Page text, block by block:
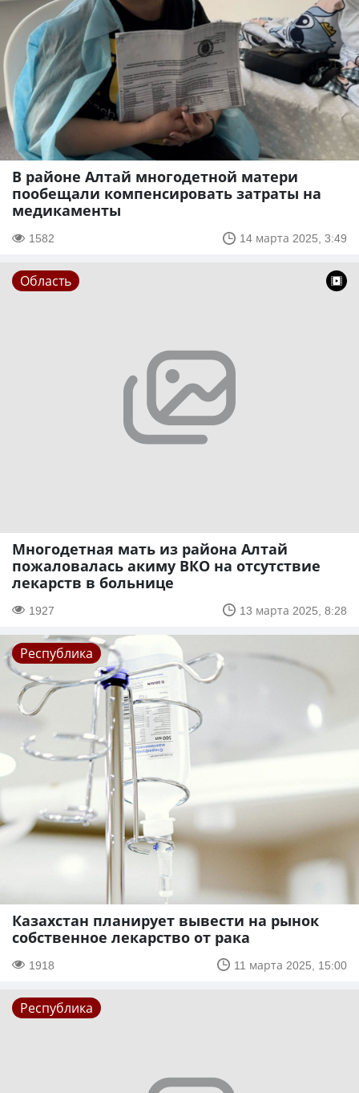
В районе Алтай многодетной матери
пообещали компенсировать затраты на
медикаменты
1582 14 марта 2025, 3:49
Область
Многодетная мать из района Алтай
пожаловалась акиму ВКО на отсутствие
лекарств в больнице
1927 13 марта 2025, 8:28
Республика
Казахстан планирует вывести на рынок
собственное лекарство от рака
1918 11 марта 2025, 15:00
Республика